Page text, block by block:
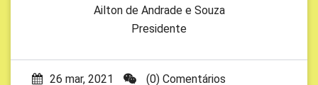
Ailton de Andrade e Souza
Presidente
26 mar, 2021
(0) Comentários